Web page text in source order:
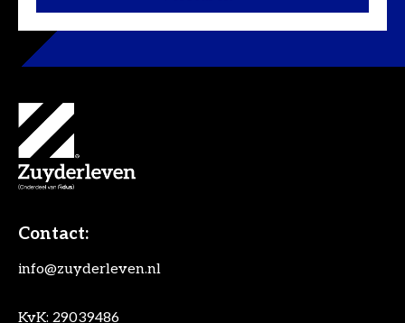
Contact:
info@zuyderleven.nl
KvK: 29039486